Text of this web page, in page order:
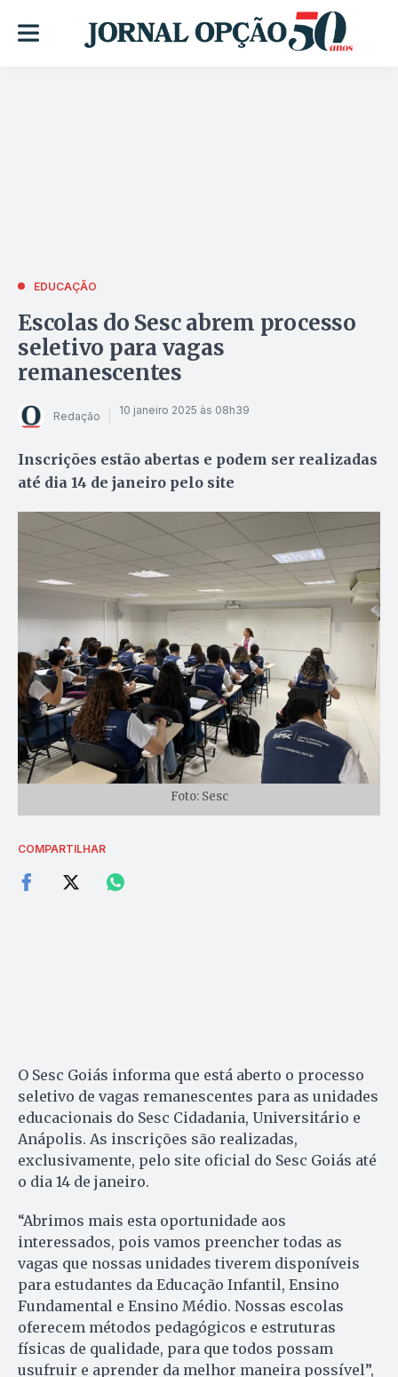
EDUCAÇÃO
Escolas do Sesc abrem processo
seletivo para vagas
remanescentes
Redação 10 janeiro 2025 às 08h39
Inscrições estão abertas e podem ser realizadas
até dia 14 de janeiro pelo site
Foto: Sesc
COMPARTILHAR
O Sesc Goiás informa que está aberto o processo
seletivo de vagas remanescentes para as unidades
educacionais do Sesc Cidadania, Universitário e
Anápolis. As inscrições são realizadas,
exclusivamente, pelo site oficial do Sesc Goiás até
o dia 14 de janeiro.
“Abrimos mais esta oportunidade aos
interessados, pois vamos preencher todas as
vagas que nossas unidades tiverem disponíveis
para estudantes da Educação Infantil, Ensino
Fundamental e Ensino Médio. Nossas escolas
oferecem métodos pedagógicos e estruturas
físicas de qualidade, para que todos possam
usufruir e aprender da melhor maneira possível”,